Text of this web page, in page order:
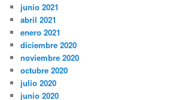
junio 2021
abril 2021
enero 2021
diciembre 2020
noviembre 2020
octubre 2020
julio 2020
junio 2020